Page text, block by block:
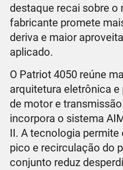
destaque recai sobre o
fabricante promete
deriva e maior
aplicado.
O Patriot 4050 reúne
arquitetura eletrônica
de motor e
incorpora o sistema
II. A tecnologia
pico e recirculação do
conjunto reduz